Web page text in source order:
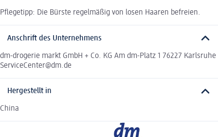
Pflegetipp: Die Bürste regelmäßig von losen Haaren befreien.
Anschrift des Unternehmens
dm-drogerie markt GmbH + Co. KG Am dm-Platz 1 76227 Karlsruhe
ServiceCenter@dm.de
Hergestellt in
China